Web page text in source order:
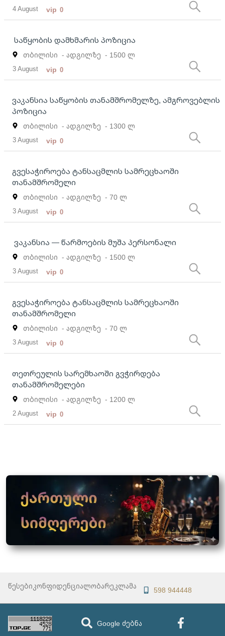
4 August vip 0
საწყობის დამხმარის პოზიცია
თბილისი - ადგილზე - 1500 ლ
3 August vip 0
ვაკანსია საწყობის თანამშრომელზე, ამგროვებლის
პოზიცია
თბილისი - ადგილზე - 1300 ლ
3 August vip 0
გვესაჭიროება ტანსაცმლის სამრეცხაოში
თანამშრომელი
თბილისი - ადგილზე - 70 ლ
3 August vip 0
ვაკანსია — წარმოების მუშა პერსონალი
თბილისი - ადგილზე - 1500 ლ
3 August vip 0
გვესაჭიროება ტანსაცმლის სამრეცხაოში
თანამშრომელი
თბილისი - ადგილზე - 70 ლ
3 August vip 0
თეთრეულის სარემხაოში გვჭირდება
თანამშრომელები
თბილისი - ადგილზე - 1200 ლ
2 August vip 0
წესებიკონფიდენციალობარეკლამა 598 944448
Google ძებნა